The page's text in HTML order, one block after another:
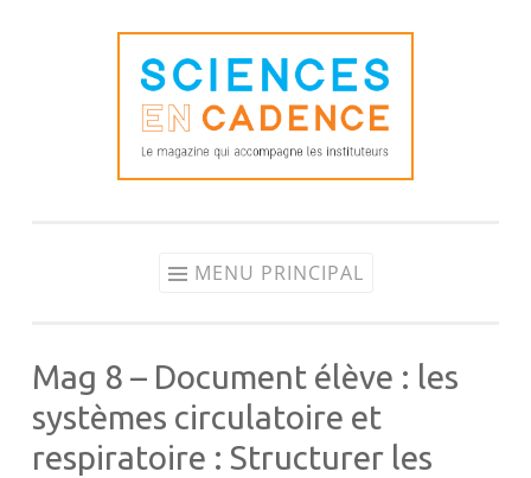
MENU PRINCIPAL
Mag 8 – Document élève : les
systèmes circulatoire et
respiratoire : Structurer les